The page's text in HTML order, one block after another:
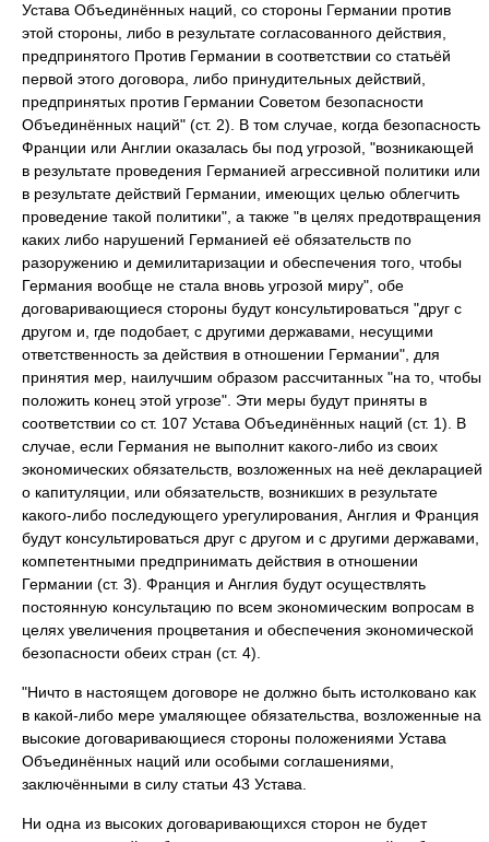
Устава Объединённых наций, со стороны Германии против
этой стороны, либо в результате согласованного действия,
предпринятого Против Германии в соответствии со статьёй
первой этого договора, либо принудительных действий,
предпринятых против Германии Советом безопасности
Объединённых наций" (ст. 2). В том случае, когда безопасность
Франции или Англии оказалась бы под угрозой, "возникающей
в результате проведения Германией агрессивной политики или
в результате действий Германии, имеющих целью облегчить
проведение такой политики", а также "в целях предотвращения
каких либо нарушений Германией её обязательств по
разоружению и демилитаризации и обеспечения того, чтобы
Германия вообще не стала вновь угрозой миру", обе
договаривающиеся стороны будут консультироваться "друг с
другом и, где подобает, с другими державами, несущими
ответственность за действия в отношении Германии", для
принятия мер, наилучшим образом рассчитанных "на то, чтобы
положить конец этой угрозе". Эти меры будут приняты в
соответствии со ст. 107 Устава Объединённых наций (ст. 1). В
случае, если Германия не выполнит какого-либо из своих
экономических обязательств, возложенных на неё декларацией
о капитуляции, или обязательств, возникших в результате
какого-либо последующего урегулирования, Англия и Франция
будут консультироваться друг с другом и с другими державами,
компетентными предпринимать действия в отношении
Германии (ст. 3). Франция и Англия будут осуществлять
постоянную консультацию по всем экономическим вопросам в
целях увеличения процветания и обеспечения экономической
безопасности обеих стран (ст. 4).
"Ничто в настоящем договоре не должно быть истолковано как
в какой-либо мере умаляющее обязательства, возложенные на
высокие договаривающиеся стороны положениями Устава
Объединённых наций или особыми соглашениями,
заключёнными в силу статьи 43 Устава.
Ни одна из высоких договаривающихся сторон не будет